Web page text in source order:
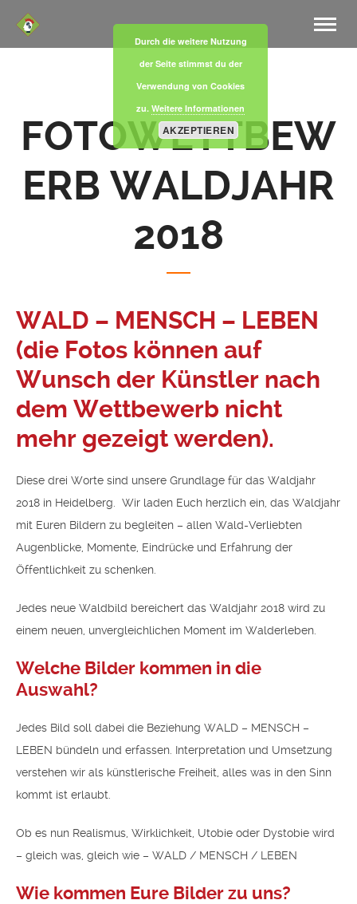
FOTOWETTBEW
ERB WALDJAHR
2018
WALD – MENSCH – LEBEN
(die Fotos können auf
Wunsch der Künstler nach
dem Wettbewerb nicht
mehr gezeigt werden).
Diese drei Worte sind unsere Grundlage für das Waldjahr
2018 in Heidelberg. Wir laden Euch herzlich ein, das Waldjahr
mit Euren Bildern zu begleiten – allen Wald-Verliebten
Augenblicke, Momente, Eindrücke und Erfahrung der
Öffentlichkeit zu schenken.
Jedes neue Waldbild bereichert das Waldjahr 2018 wird zu
einem neuen, unvergleichlichen Moment im Walderleben.
Welche Bilder kommen in die
Auswahl?
Jedes Bild soll dabei die Beziehung WALD – MENSCH –
LEBEN bündeln und erfassen. Interpretation und Umsetzung
verstehen wir als künstlerische Freiheit, alles was in den Sinn
kommt ist erlaubt.
Ob es nun Realismus, Wirklichkeit, Utobie oder Dystobie wird
– gleich was, gleich wie – WALD / MENSCH / LEBEN
Wie kommen Eure Bilder zu uns?
Durch die weitere Nutzung
der Seite stimmst du der
Verwendung von Cookies
zu. Weitere Informationen
AKZEPTIEREN